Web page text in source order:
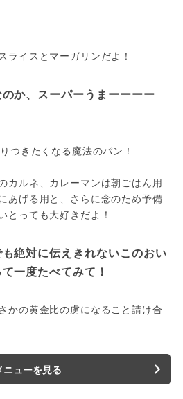
か、スーパーうまーーーー
つきたくなる魔法のパン！
カルネ、カレーマンは朝ごはん用
あげる用と、さらに念のため予備
絶対に伝えきれないこのおい
かの黄金比の虜になること請け合
ニューを見る